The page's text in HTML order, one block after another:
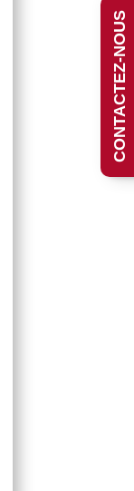
CONTACTEZ-NOUS